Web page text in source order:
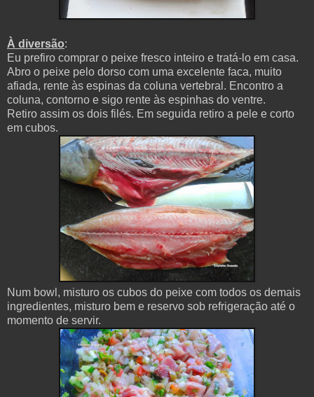
À diversão:
Eu prefiro comprar o peixe fresco inteiro e tratá-lo em casa.
Abro o peixe pelo dorso com uma excelente faca, muito
afiada, rente às espinas da coluna vertebral. Encontro a
coluna, contorno e sigo rente às espinhas do ventre.
Retiro assim os dois filés. Em seguida retiro a pele e corto
em cubos.
Num bowl, misturo os cubos do peixe com todos os demais
ingredientes, misturo bem e reservo sob refrigeração até o
momento de servir.